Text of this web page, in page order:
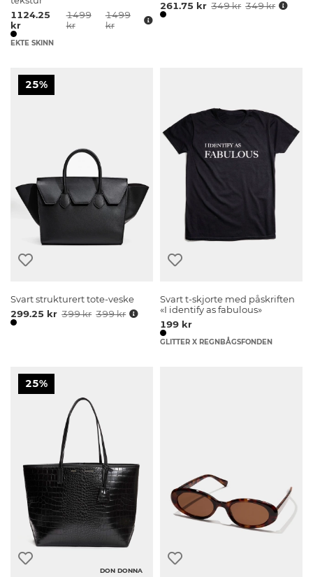
1124.25
kr
1499
kr
1499
kr
EKTE SKINN
261.75 kr 349 kr 349 kr
25%
Svart strukturert tote-veske
299.25 kr 399 kr 399 kr
Svart t-skjorte med påskriften
«I identify as fabulous»
199 kr
GLITTER X REGNBÅGSFONDEN
25%
DON DONNA